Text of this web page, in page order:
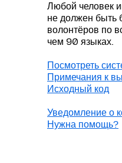
Любой человек
не должен быть
волонтёров по
чем 90 языках.
Посмотреть
Примечания к
Исходный код
Уведомление о
Нужна помощь?